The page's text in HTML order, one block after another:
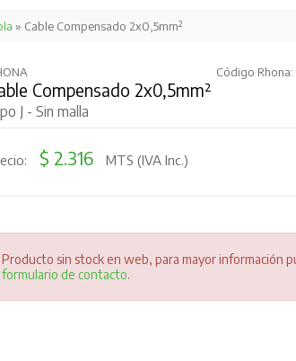
» Cable Compensado 2x0,5mm²
Código
Compensado 2x0,5mm²
J - Sin malla
$ 2.316 MTS (IVA Inc.)
Producto sin stock en web, para mayor información
formulario de contacto.